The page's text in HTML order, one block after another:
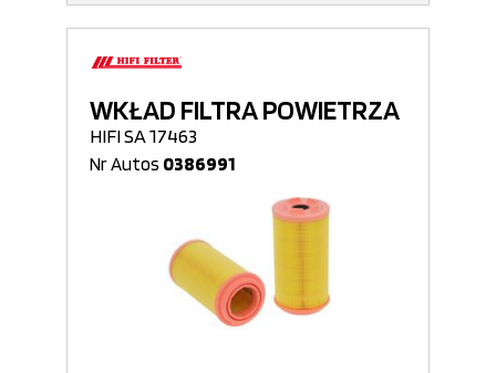
WKŁAD FILTRA POWIETRZA
HIFI SA 17463
Nr Autos 0386991